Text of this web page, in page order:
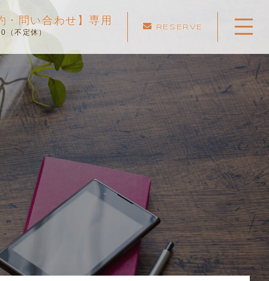
問い合わせ】専用
（不定休）
RESERVE
ホーム
当スクールについて
キャンペーン
料金表・コース
出張エリア
予約状況
ペーパー卒業への道
よくある質問
お知らせ